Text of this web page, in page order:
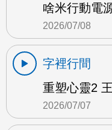
啥米行動電
2026/07/08
字裡行間
重塑心靈2
2026/07/07